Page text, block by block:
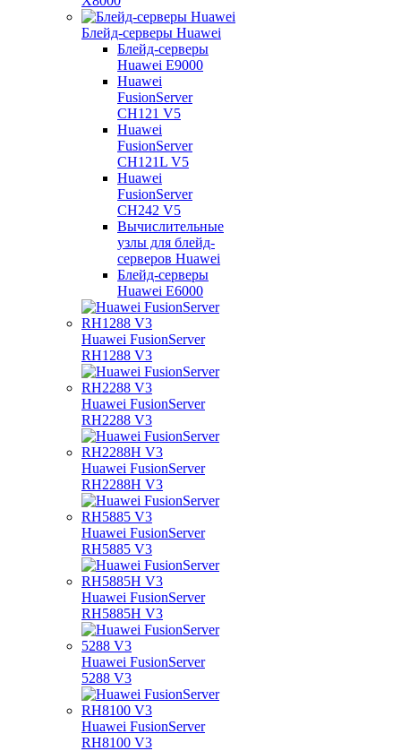
Блейд-серверы Huawei
Блейд-серверы
Huawei E9000
Huawei
FusionServer
CH121 V5
Huawei
FusionServer
CH121L V5
Huawei
FusionServer
CH242 V5
Вычислительные
узлы для блейд-
серверов Huawei
Блейд-серверы
Huawei E6000
Huawei FusionServer
RH1288 V3
Huawei FusionServer
RH2288 V3
Huawei FusionServer
RH2288H V3
Huawei FusionServer
RH5885 V3
Huawei FusionServer
RH5885H V3
Huawei FusionServer
5288 V3
Huawei FusionServer
RH8100 V3